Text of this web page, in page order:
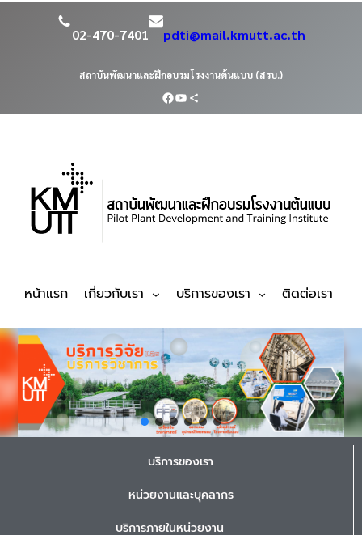
02-470-7401 pdti@mail.kmutt.ac.th
สถาบันพัฒนาและฝึกอบรมโรงงานต้นแบบ (สรบ.)
หน้าแรก เกี่ยวกับเรา บริการของเรา ติดต่อเรา
บริการของเรา
หน่วยงานและบุคลากร
บริการภายในหน่วยงาน